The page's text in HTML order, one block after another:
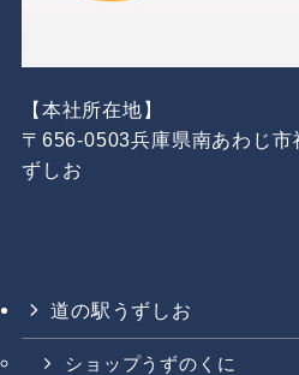
【本社所在地】
〒656-0503兵庫県南あわじ市
ずしお
道の駅うずしお
ショップうずのくに